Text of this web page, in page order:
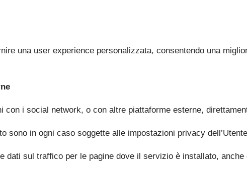
una user experience personalizzata, consentendo una
i social network, o con altre piattaforme esterne,
sono in ogni caso soggette alle impostazioni privacy
dati sul traffico per le pagine dove il servizio è installato,